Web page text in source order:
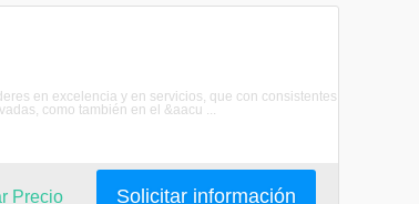
en excelencia y en servicios, que con consistentes
como también en el &aacu ...
Solicitar información
Precio